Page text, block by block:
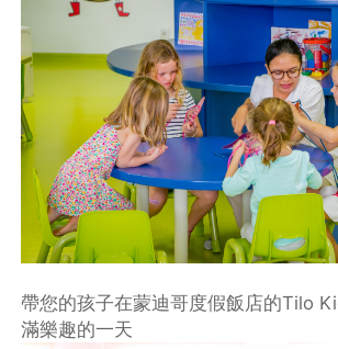
帶您的孩子在蒙迪哥度假飯店的Tilo
滿樂趣的一天